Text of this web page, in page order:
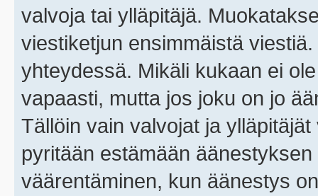
valvoja tai ylläpitäjä.
viestiketjun ensimmäistä
yhteydessä. Mikäli kukaan ei
vapaasti, mutta jos joku on jo
Tällöin vain valvojat ja
pyritään estämään
väärentäminen, kun äänestys